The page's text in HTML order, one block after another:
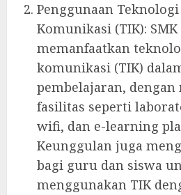
Penggunaan
Komunikasi (TIK):
memanfaatkan
komunikasi (TIK)
pembelajaran, dengan
fasilitas seperti
wifi, dan e-learning
Keunggulan juga
bagi guru dan siswa
menggunakan TIK